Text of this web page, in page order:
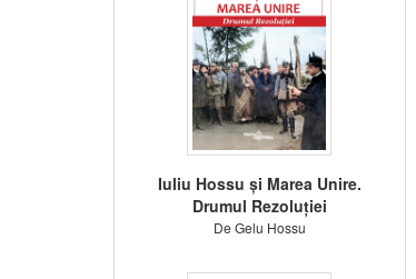
Iuliu Hossu și Marea Unire.
Drumul Rezoluției
De Gelu Hossu